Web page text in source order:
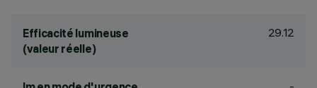
Efficacité lumineuse
(valeur réelle)
29.12